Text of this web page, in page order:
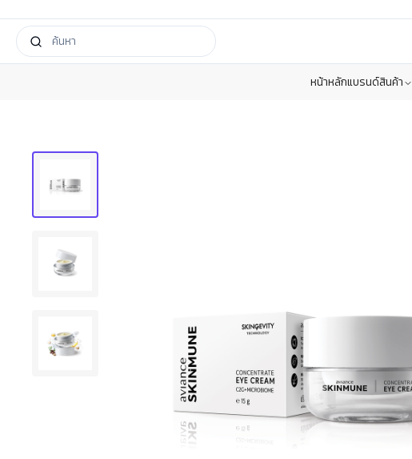
หน้าหลักแบรนด์สินค้า